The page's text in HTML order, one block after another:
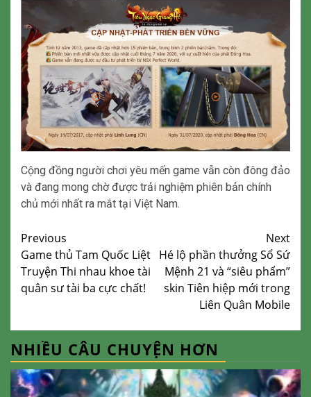
Cộng đồng người chơi yêu mến game vẫn còn đông đảo
và đang mong chờ được trải nghiệm phiên bản chính
chủ mới nhất ra mắt tại Việt Nam.
Continue
Reading
Previous
Game thủ Tam Quốc Liệt
Truyện Thi nhau khoe tài
quân sư tài ba cực chất!
Next
Hé lộ phần thưởng Sổ Sứ
Mệnh 21 và “siêu phẩm”
skin Tiên hiệp mới trong
Liên Quân Mobile
NHIỀU CÂU CHUYỆN HƠN